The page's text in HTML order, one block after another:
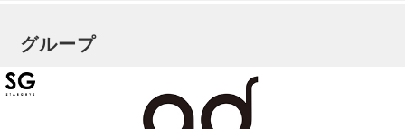
グループ